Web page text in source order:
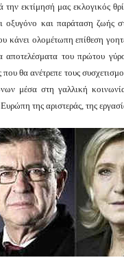
την εκτίμησή μας εκλογικός
οξυγόνο και παράταση
κάνει ολομέτωπη επίθεση
του πρώτου
που θα ανέτρεπε τους
μέσα στη γαλλική
της αριστεράς, της